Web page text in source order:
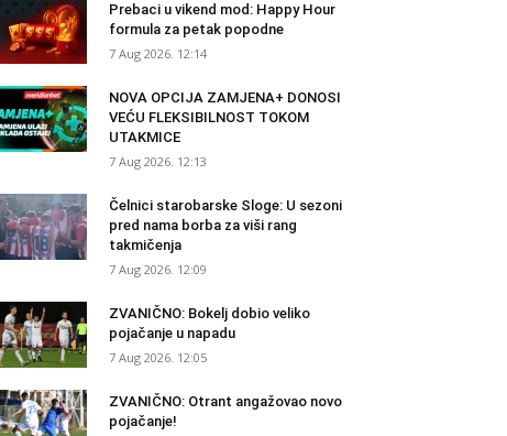
Prebaci u vikend mod: Happy Hour
formula za petak popodne
7 Aug 2026. 12:14
NOVA OPCIJA ZAMJENA+ DONOSI
VEĆU FLEKSIBILNOST TOKOM
UTAKMICE
7 Aug 2026. 12:13
Čelnici starobarske Sloge: U sezoni
pred nama borba za viši rang
takmičenja
7 Aug 2026. 12:09
ZVANIČNO: Bokelj dobio veliko
pojačanje u napadu
7 Aug 2026. 12:05
ZVANIČNO: Otrant angažovao novo
pojačanje!